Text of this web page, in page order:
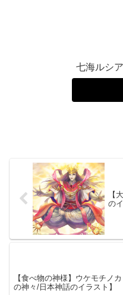
七海ルシ
【
の
【食べ物の神様】ウケモチノ
の神々/日本神話のイラスト】